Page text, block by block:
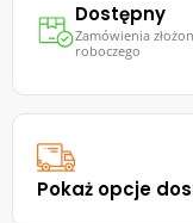
Dostępny
Zamówienia
roboczego
Pokaż opcje